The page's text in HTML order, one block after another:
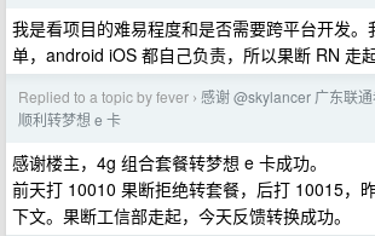
我是看项目的难易程度和是否需要跨平台开发。
单，android iOS 都自己负责，所以果断 RN 走起
Replied to a topic by fever › 感谢 @skylancer 广东联通
顺利转梦想 e 卡
感谢楼主，4g 组合套餐转梦想 e 卡成功。
前天打 10010 果断拒绝转套餐，后打 10015，
下文。果断工信部走起，今天反馈转换成功。